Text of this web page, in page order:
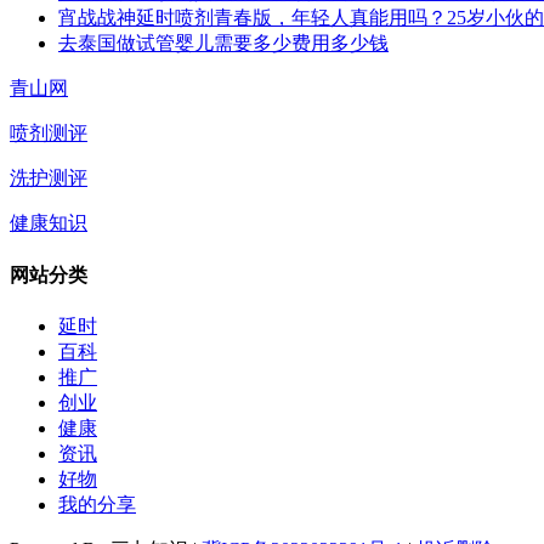
宵战战神延时喷剂青春版，年轻人真能用吗？25岁小伙
去泰国做试管婴儿需要多少费用多少钱
青山网
喷剂测评
洗护测评
健康知识
网站分类
延时
百科
推广
创业
健康
资讯
好物
我的分享